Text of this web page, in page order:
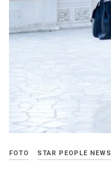
FOTO STAR PEOPLE NEWS